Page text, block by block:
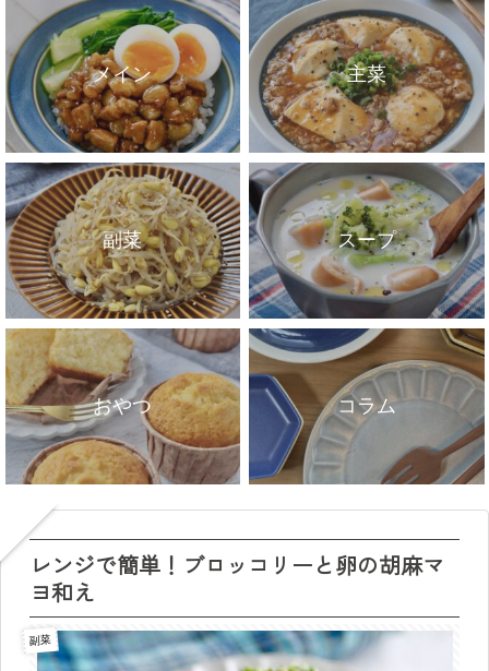
メイン 主菜
副菜 スープ
おやつ コラム
レンジで簡単！ブロッコリーと卵の胡麻マ
ヨ和え
副菜